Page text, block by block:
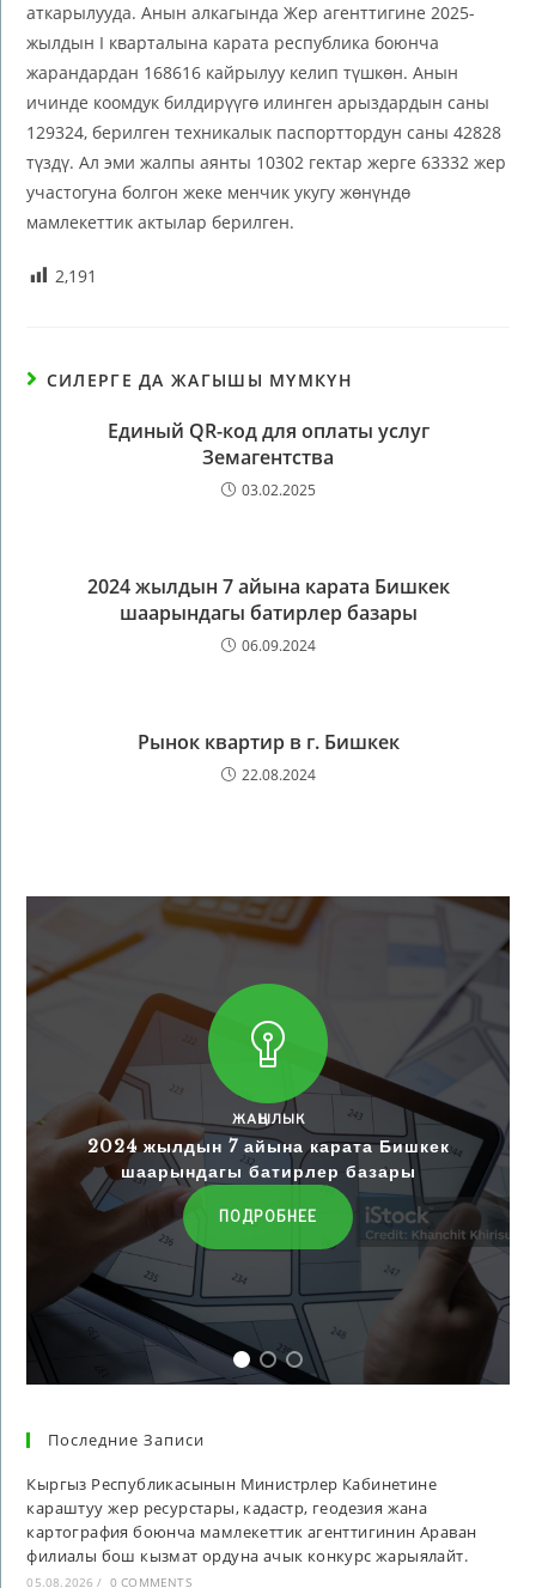
аткарылууда. Анын алкагында Жер агенттигине 2025-
жылдын I кварталына карата республика боюнча
жарандардан 168616 кайрылуу келип түшкөн. Анын
ичинде коомдук билдирүүгө илинген арыздардын саны
129324, берилген техникалык паспорттордун саны 42828
түздү. Ал эми жалпы аянты 10302 гектар жерге 63332 жер
участогуна болгон жеке менчик укугу жөнүндө
мамлекеттик актылар берилген.
2,191
СИЛЕРГЕ ДА ЖАГЫШЫ МҮМКҮН
Единый QR-код для оплаты услуг
Земагентства
03.02.2025
2024 жылдын 7 айына карата Бишкек
шаарындагы батирлер базары
06.09.2024
Рынок квартир в г. Бишкек
22.08.2024
ЖАҢЫЛЫК
2024 жылдын 7 айына карата Бишкек
шаарындагы батирлер базары
ПОДРОБНЕЕ
Последние Записи
Кыргыз Республикасынын Министрлер Кабинетине
караштуу жер ресурстары, кадастр, геодезия жана
картография боюнча мамлекеттик агенттигинин Араван
филиалы бош кызмат ордуна ачык конкурс жарыялайт.
05.08.2026 / 0 COMMENTS